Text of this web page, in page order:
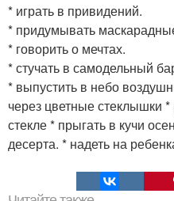
* играть в привидений.
* придумывать
* говорить о мечтах.
* стучать в самодельный
* выпустить в небо
через цветные стеклышки
стекле * прыгать в кучи
десерта. * надеть на